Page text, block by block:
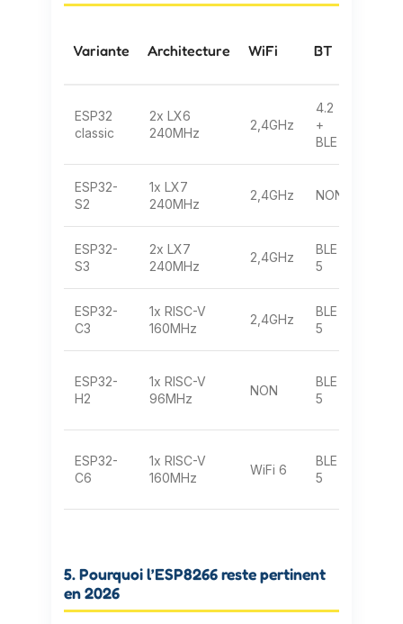
Variante Architecture WiFi BT
ESP32
classic
2x LX6
240MHz
2,4GHz
4.2
+
BLE
ESP32-
S2
1x LX7
240MHz
2,4GHz NON
ESP32-
S3
2x LX7
240MHz
2,4GHz
BLE
5
ESP32-
C3
1x RISC-V
160MHz
2,4GHz
BLE
5
ESP32-
H2
1x RISC-V
96MHz
NON
BLE
5
ESP32-
C6
1x RISC-V
160MHz
WiFi 6
BLE
5
5. Pourquoi l’ESP8266 reste pertinent
en 2026